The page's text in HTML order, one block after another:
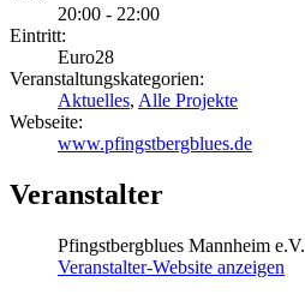
20:00 - 22:00
Eintritt:
Euro28
Veranstaltungskategorien:
Aktuelles, Alle Projekte
Webseite:
www.pfingstbergblues.de
Veranstalter
Pfingstbergblues Mannheim e.V.
Veranstalter-Website anzeigen